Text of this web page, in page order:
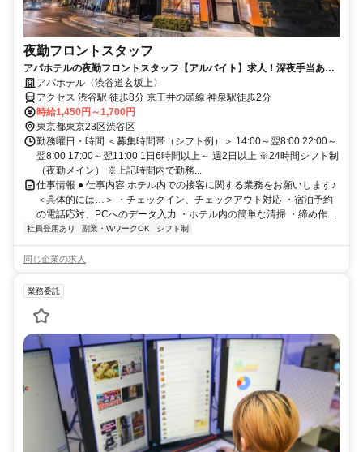
夜勤フロントスタッフ
アパホテルの夜勤フロントスタッフ【アルバイト】求人！深夜手当あり
の夜勤帯でしっかり稼げる
アパホテル〈渋谷道玄坂上〉
アクセス 渋谷駅 徒歩8分 京王井の頭線 神泉駅徒歩2分
時給1,450円～1,700円
東京都東京23区渋谷区
勤務曜日・時間 ＜募集時間帯（シフト例）＞ 14:00～翌8:00 22:00～
翌8:00 17:00～翌11:00 1日6時間以上～ 週2日以上 ※24時間シフト制
（夜勤メイン） ※上記時間内で勤務...
仕事情報 ● 仕事内容 ホテル内での接客に関する業務をお願いします♪
＜具体的には…＞ ・チェックイン、チェックアウト対応 ・宿泊予約
の電話応対、PCへのデータ入力 ・ホテル内の簡単な清掃 ・締め作...
社員登用あり 副業・WワークOK シフト制
同じ企業の求人
業務委託